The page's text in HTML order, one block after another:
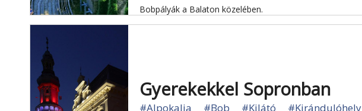
Bobpályák a Balaton közelében.
Gyerekekkel Sopronban
#Alpokalja #Bob #Kilátó #Kirándulóhely